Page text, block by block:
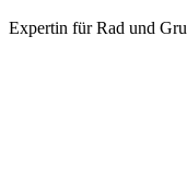
Expertin für Rad und